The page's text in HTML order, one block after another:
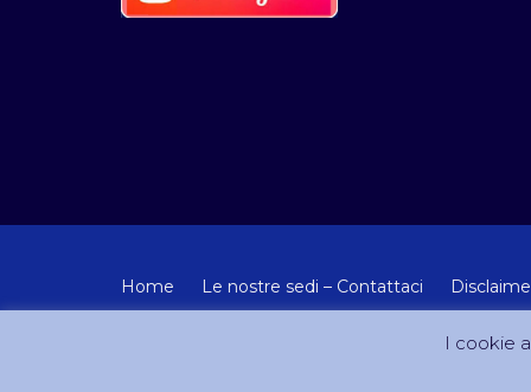
Home Le nostre sedi – Contattaci
I cookie